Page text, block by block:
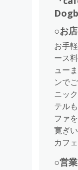
○お
お手
ース
ュー
ンで
ニッ
テル
ファ
寛ぎ
カフ
○営